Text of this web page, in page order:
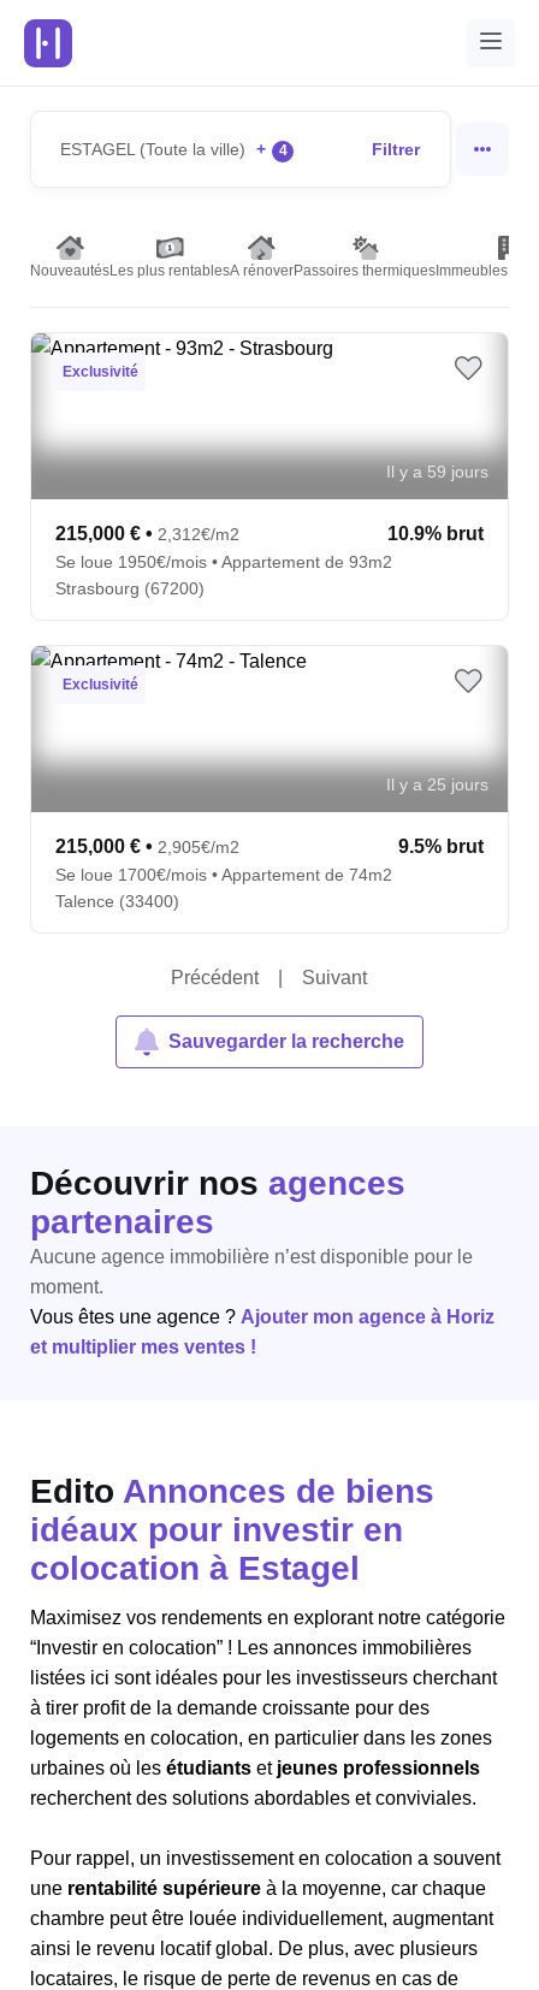
ESTAGEL (Toute la ville) + 4 Filtrer
NouveautésLes plus rentablesA rénoverPassoires thermiques Immeubles de
Exclusivité
Il y a 59 jours
215,000 € • 2,312€/m2 10.9% brut
Se loue 1950€/mois • Appartement de 93m2
Strasbourg (67200)
Exclusivité
Il y a 25 jours
215,000 € • 2,905€/m2 9.5% brut
Se loue 1700€/mois • Appartement de 74m2
Talence (33400)
Précédent Suivant
Sauvegarder la recherche
Découvrir nos agences
partenaires
Aucune agence immobilière n’est disponible pour le
moment.
Vous êtes une agence ? Ajouter mon agence à Horiz
et multiplier mes ventes !
Edito Annonces de biens
idéaux pour investir en
colocation à Estagel
Maximisez vos rendements en explorant notre catégorie
“Investir en colocation” ! Les annonces immobilières
listées ici sont idéales pour les investisseurs cherchant
à tirer profit de la demande croissante pour des
logements en colocation, en particulier dans les zones
urbaines où les étudiants et jeunes professionnels
recherchent des solutions abordables et conviviales.
Pour rappel, un investissement en colocation a souvent
une rentabilité supérieure à la moyenne, car chaque
chambre peut être louée individuellement, augmentant
ainsi le revenu locatif global. De plus, avec plusieurs
locataires, le risque de perte de revenus en cas de